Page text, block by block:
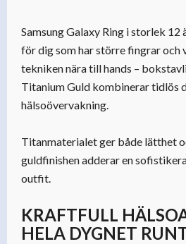
Samsung Galaxy Ring i storlek
för dig som har större fingrar och
tekniken nära till hands –
Titanium Guld kombinerar tidlös
hälsoövervakning.
Titanmaterialet ger både lätthet
guldfinishen adderar en
outfit.
KRAFTFULL
HELA DYGNET